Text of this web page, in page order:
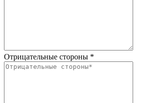
Отрицательные стороны *